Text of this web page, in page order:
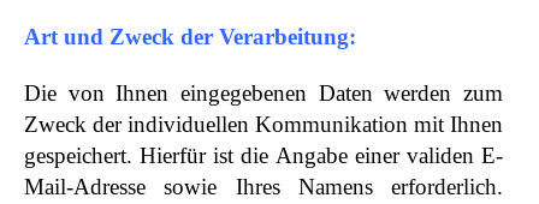
Art und Zweck der Verarbeitung:
Die von Ihnen eingegebenen Daten werden zum
Zweck der individuellen Kommunikation mit Ihnen
gespeichert. Hierfür ist die Angabe einer validen E-
Mail-Adresse sowie Ihres Namens erforderlich.